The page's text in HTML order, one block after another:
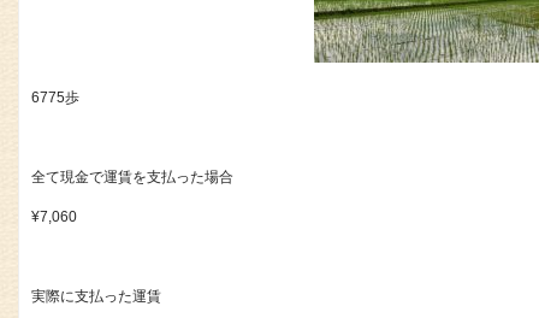
6775歩
全て現金で運賃を支払った場合
¥7,060
実際に支払った運賃